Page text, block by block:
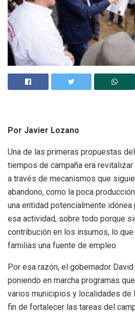
Por Javier Lozano
Una de las primeras propuestas
tiempos de campaña era
a través de mecanismos que
abandono, como la poca
una entidad potencialmente
esa actividad, sobre todo porque
contribución en los insumos, lo
familias una fuente de empleo.
Por esa razón, el gobernador
poniendo en marcha programas
varios municipios y localidades de
fin de fortalecer las tareas del